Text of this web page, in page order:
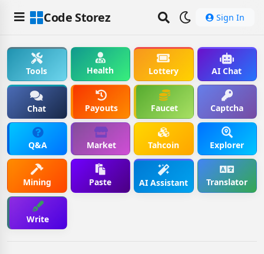
Code Storez Sign In
Tools Health Lottery AI Chat
Chat Payouts Faucet Captcha
Q&A Market Tahcoin Explorer
Mining Paste AI Assistant Translator
Write